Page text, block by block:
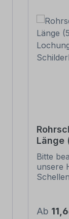
Länge
Bitte
unsere
(weiter
Ab